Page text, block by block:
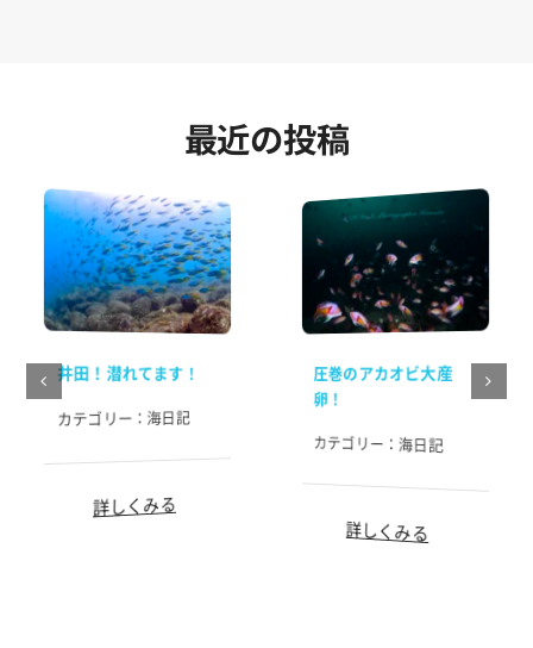
最近の投稿
井田！潜れてます！
カテゴリー： 海日記
詳しくみる
圧巻のアカオビ大産
卵！
カテゴリー：海日記
詳しくみる